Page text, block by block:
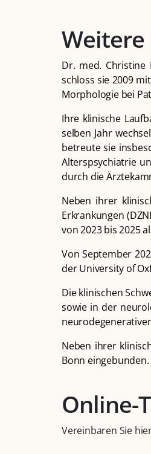
Dr. med. Christine
schloss sie 2009
Morphologie bei
Ihre klinische
selben Jahr
betreute sie
Alterspsychiatrie
durch die
Neben ihrer
Erkrankungen
von 2023 bis 2025
Von September
der University of
Die klinischen
sowie in der
Neben ihrer
Bonn eingebunden.
Online-
Vereinbaren Sie